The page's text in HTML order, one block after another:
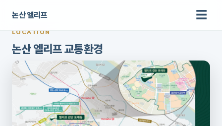
논산 엘리프 ☰
LOCATION
논산 엘리프 교통환경